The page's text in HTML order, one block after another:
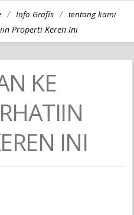
/ Info Grafis / tentang kami
Properti Keren Ini
KE
INI